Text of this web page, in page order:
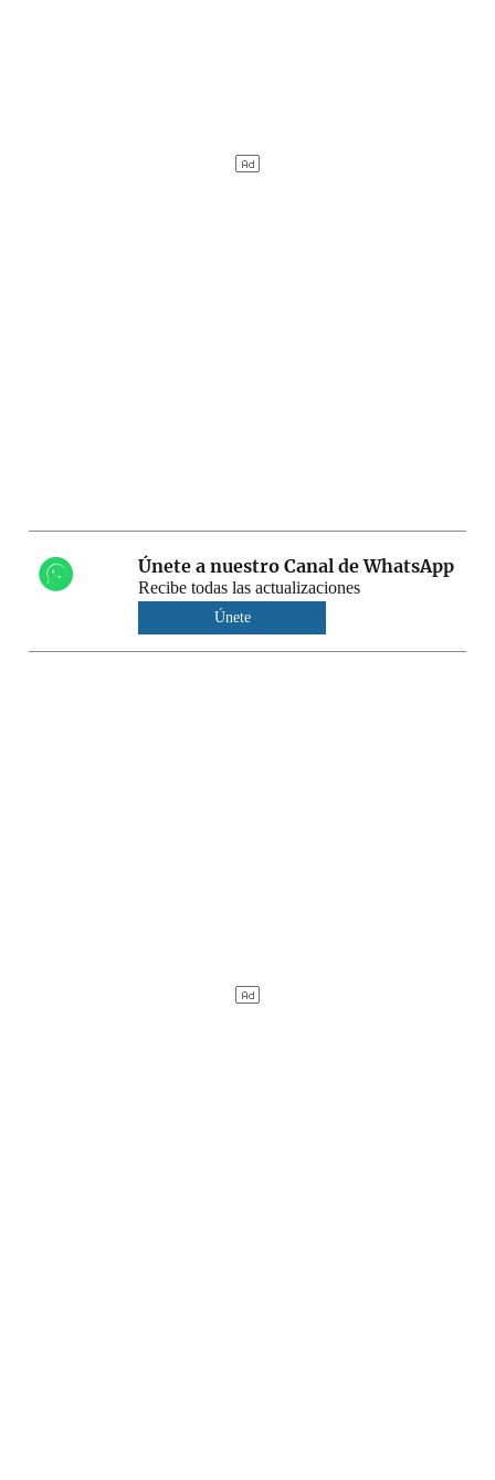
Únete a nuestro Canal de WhatsApp
Recibe todas las actualizaciones
Únete